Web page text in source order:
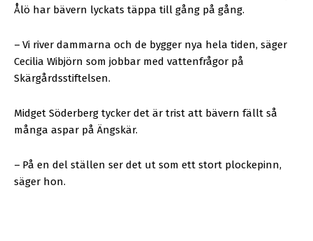
Ålö har bävern lyckats täppa till gång på gång.
– Vi river dammarna och de bygger nya hela tiden, säger
Cecilia Wibjörn som jobbar med vattenfrågor på
Skärgårdsstiftelsen.
Midget Söderberg tycker det är trist att bävern fällt så
många aspar på Ängskär.
– På en del ställen ser det ut som ett stort plockepinn,
säger hon.